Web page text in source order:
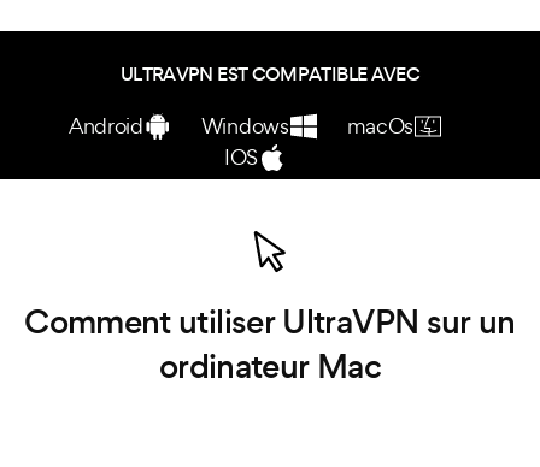
ULTRAVPN EST COMPATIBLE AVEC
macOs
Windows
Android
IOS
Comment utiliser UltraVPN sur un
ordinateur Mac